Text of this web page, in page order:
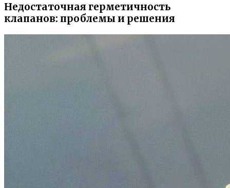
Недостаточная герметичность
клапанов: проблемы и решения